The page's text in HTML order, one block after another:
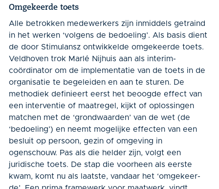
Omgekeerde toets
Alle betrokken medewerkers zijn inmiddels getraind
in het werken ‘volgens de bedoeling’. Als basis dient
de door Stimulansz ontwik­kelde omgekeerde toets.
Veldhoven trok Marlé Nijhuis aan als interim-
coördina­tor om de implementatie van de toets in de
organisatie te begeleiden en aan te sturen. De
methodiek definieert eerst het beoogde effect van
een interventie of maatregel, kijkt of oplossingen
matchen met de ‘grondwaarden’ van de wet (de
‘bedoeling’) en neemt mogelijke effecten van een
besluit op persoon, gezin of omgeving in
ogenschouw. Pas als die helder zijn, volgt een
juridische toets. De stap die voorheen als eerste
kwam, komt nu als laatste, vandaar het ‘omgekeer­